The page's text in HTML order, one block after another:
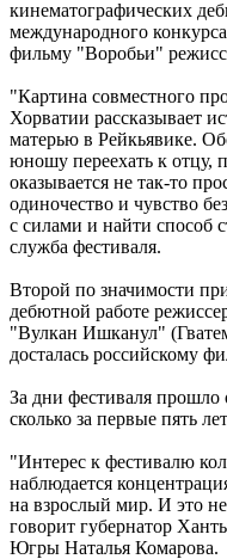
кинематографических
международного
фильму "Воробьи"
"Картина совместного
Хорватии рассказывает
матерью в Рейкьявике.
юношу переехать к отцу,
оказывается не так-то
одиночество и чувство
с силами и найти способ
служба фестиваля.
Второй по значимости
дебютной работе
"Вулкан Ишканул"
досталась российскому
За дни фестиваля прошло
сколько за первые пять
"Интерес к фестивалю
наблюдается
на взрослый мир. И это
говорит губернатор
Югры Наталья Комарова.